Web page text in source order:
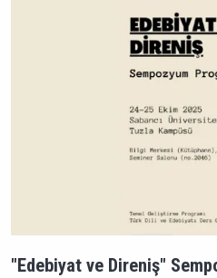
"Edebiyat ve Direniş"